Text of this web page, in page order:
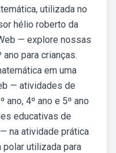
utilizada no
hélio roberto da
— explore nossas
para crianças.
em uma
— atividades de
ano, 4º ano e 5º ano
educativas de
na atividade prática
polar utilizada para